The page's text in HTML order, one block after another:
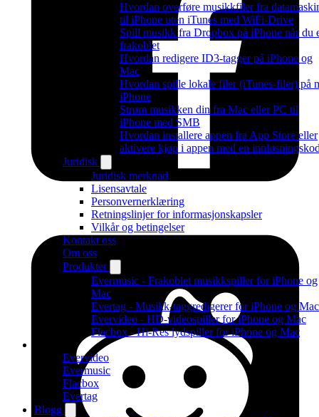
Hvordan overføre musikkfiler fra
til iPhone uten iTunes med WiFi-Drive
Spill musikk fra Dropbox på iPhone når du
frakoblet
Hvordan redigere ID3-tagger på iPhone og
Mac
Hvordan spille lokale filer (iTunes-filer) på
iPhone
Strøm musikken din fra Mac eller PC til
iPhone med SMB
Hvordan installere appen fra App Store eller
aktivere kjøp i appen med en
Juridisk
Juridisk merknad
Lisensavtale
Personvernerklæring
Retningslinjer for informasjonskapsler
Vilkår og betingelser
Kontakt oss
Om oss
Produkter
Evermusic - Frakoblet musikkspiller for iPhone og
Mac
Evertag - Musikk-taggredigerer for iPhone og Mac
Evervideo - HD-videospiller for iPhone og Mac
Flacbox - Hi-Res lydspiller for iPhone og Mac
Produkter
Evervideo
Evermusic
Flacbox
Evertag
Blogg